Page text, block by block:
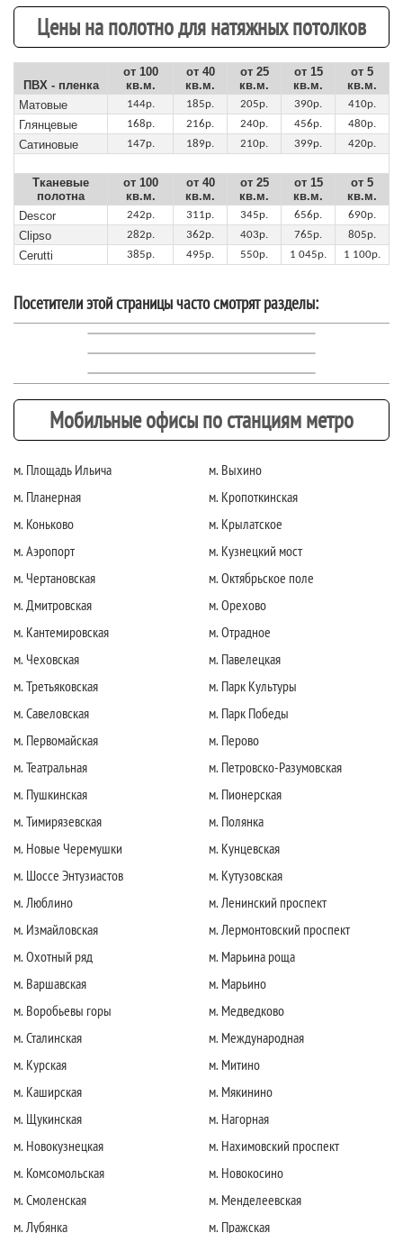
Цены на полотно для натяжных потолков
ПВХ - пленка
от 100
кв.м.
от 40
кв.м.
от 25
кв.м.
от 15
кв.м.
от 5
кв.м.
Матовые
144р. 185р. 205р. 390р. 410р.
Глянцевые 168р. 216р. 240р. 456р. 480р.
Сатиновые 147р. 189р. 210р. 399р. 420р.
Тканевые
полотна
от 100
кв.м.
от 40
кв.м.
от 25
кв.м.
от 15
кв.м.
от 5
кв.м.
Descor
242р. 311р. 345р. 656р. 690р.
Clipso 282р. 362р. 403р. 765р. 805р.
Cerutti 385р. 495р. 550р. 1 045р. 1 100р.
Посетители этой страницы часто смотрят разделы:
Мобильные офисы по станциям метро
м. Площадь Ильича
м. Планерная
м. Коньково
м. Аэропорт
м. Чертановская
м. Дмитровская
м. Кантемировская
м. Чеховская
м. Третьяковская
м. Савеловская
м. Первомайская
м. Театральная
м. Пушкинская
м. Тимирязевская
м. Новые Черемушки
м. Шоссе Энтузиастов
м. Люблино
м. Измайловская
м. Охотный ряд
м. Варшавская
м. Воробьевы горы
м. Сталинская
м. Курская
м. Каширская
м. Щукинская
м. Новокузнецкая
м. Комсомольская
м. Смоленская
м. Лубянка
м. Выхино
м. Кропоткинская
м. Крылатское
м. Кузнецкий мост
м. Октябрьское поле
м. Орехово
м. Отрадное
м. Павелецкая
м. Парк Культуры
м. Парк Победы
м. Перово
м. Петровско-Разумовская
м. Пионерская
м. Полянка
м. Кунцевская
м. Кутузовская
м. Ленинский проспект
м. Лермонтовский проспект
м. Марьина роща
м. Марьино
м. Медведково
м. Международная
м. Митино
м. Мякинино
м. Нагорная
м. Нахимовский проспект
м. Новокосино
м. Менделеевская
м. Пражская